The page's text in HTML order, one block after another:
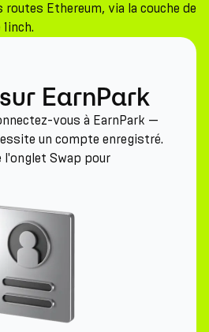
Ethereum, via la couche de
EarnPark
vous à EarnPark —
un compte enregistré.
l'onglet Swap pour